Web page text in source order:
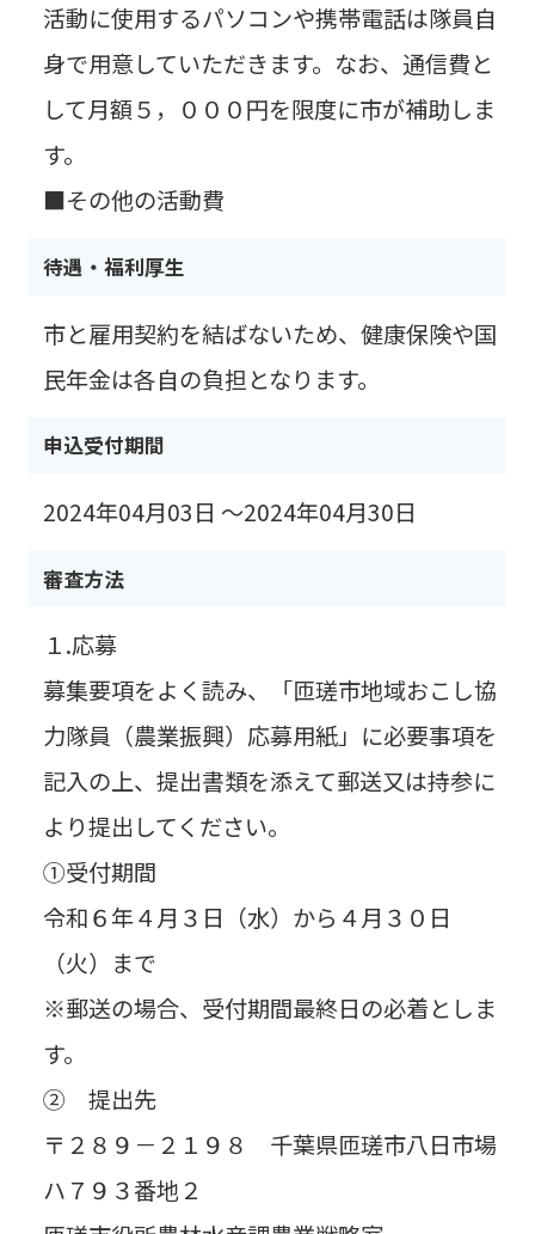
活動に使用するパソコンや携帯電話は隊員自
身で用意していただきます。なお、通信費と
して月額５，０００円を限度に市が補助しま
す。
■その他の活動費
待遇・福利厚生
市と雇用契約を結ばないため、健康保険や国
民年金は各自の負担となります。
申込受付期間
2024年04月03日 ～2024年04月30日
審査方法
１.応募
募集要項をよく読み、「匝瑳市地域おこし協
力隊員（農業振興）応募用紙」に必要事項を
記入の上、提出書類を添えて郵送又は持参に
より提出してください。
①受付期間
令和６年４月３日（水）から４月３０日
（火）まで
※郵送の場合、受付期間最終日の必着としま
す。
② 提出先
〒２８９－２１９８ 千葉県匝瑳市八日市場
ハ７９３番地２